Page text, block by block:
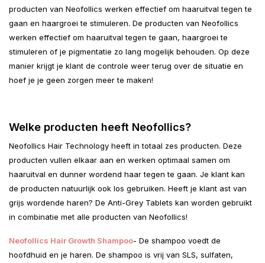
producten van Neofollics werken effectief om haaruitval tegen te
gaan en haargroei te stimuleren. De producten van Neofollics
werken effectief om haaruitval tegen te gaan, haargroei te
stimuleren of je pigmentatie zo lang mogelijk behouden. Op deze
manier krijgt je klant de controle weer terug over de situatie en
hoef je je geen zorgen meer te maken!
Welke producten heeft Neofollics?
Neofollics Hair Technology heeft in totaal zes producten. Deze
producten vullen elkaar aan en werken optimaal samen om
haaruitval en dunner wordend haar tegen te gaan. Je klant kan
de producten natuurlijk ook los gebruiken. Heeft je klant ast van
grijs wordende haren? De Anti-Grey Tablets kan worden gebruikt
in combinatie met alle producten van Neofollics!
Neofollics Hair Growth Shampoo- De shampoo voedt de
hoofdhuid en je haren. De shampoo is vrij van SLS, sulfaten,